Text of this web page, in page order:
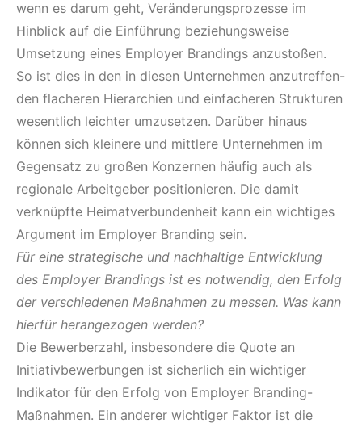
wenn es darum geht, Veränderungsprozesse im
Hinblick auf die Einführung beziehungsweise
Umsetzung eines Employer Brandings anzustoßen.
So ist dies in den in diesen Unternehmen anzutreffen-
den flacheren Hierarchien und einfacheren Strukturen
wesentlich leichter umzusetzen. Darüber hinaus
können sich kleinere und mittlere Unternehmen im
Gegensatz zu großen Konzernen häufig auch als
regionale Arbeitgeber positionieren. Die damit
verknüpfte Heimatverbundenheit kann ein wichtiges
Argument im Employer Branding sein.
Für eine strategische und nachhaltige Entwicklung
des Employer Brandings ist es notwendig, den Erfolg
der verschiedenen Maßnahmen zu messen. Was kann
hierfür herangezogen werden?
Die Bewerberzahl, insbesondere die Quote an
Initiativbewerbungen ist sicherlich ein wichtiger
Indikator für den Erfolg von Employer Branding-
Maßnahmen. Ein anderer wichtiger Faktor ist die